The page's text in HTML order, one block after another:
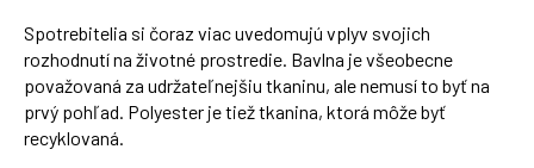
Spotrebitelia si čoraz viac uvedomujú vplyv svojich
rozhodnutí na životné prostredie. Bavlna je všeobecne
považovaná za udržateľnejšiu tkaninu, ale nemusí to byť na
prvý pohľad. Polyester je tiež tkanina, ktorá môže byť
recyklovaná.